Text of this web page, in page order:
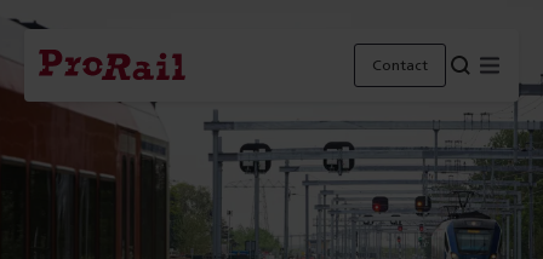
Navigatie
Homepage
ProRail
Contact